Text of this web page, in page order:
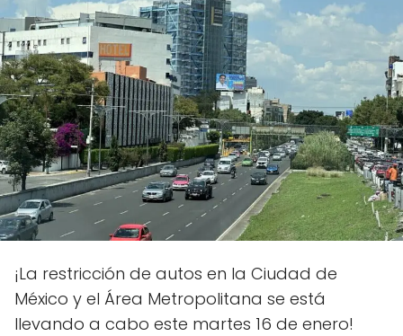
¡La restricción de autos en la Ciudad de
México y el Área Metropolitana se está
llevando a cabo este martes 16 de enero!